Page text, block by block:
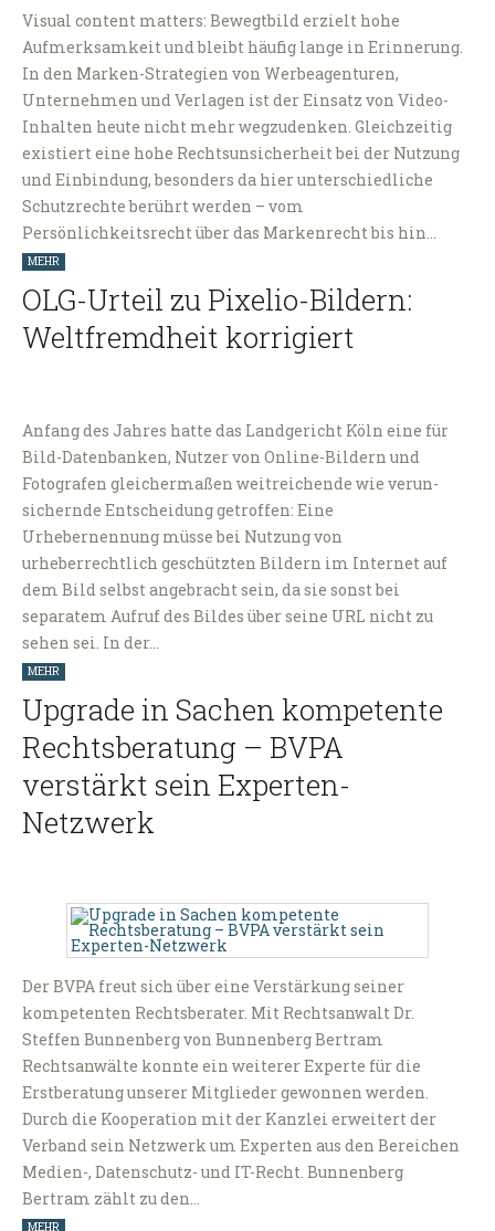
Visual content matters: Bewegtbild erzielt hohe
Aufmerksamkeit und bleibt häufig lange in Erinnerung.
In den Marken-Strategien von Werbeagenturen,
Unternehmen und Verlagen ist der Einsatz von Video-
Inhalten heute nicht mehr wegzudenken. Gleichzeitig
existiert eine hohe Rechtsunsicherheit bei der Nutzung
und Einbindung, besonders da hier unterschiedliche
Schutzrechte berührt werden – vom
Persönlichkeitsrecht über das Markenrecht bis hin…
MEHR
OLG-Urteil zu Pixelio-Bildern:
Weltfremdheit korrigiert
Anfang des Jahres hatte das Landgericht Köln eine für
Bild-Datenbanken, Nutzer von Online-Bildern und
Fotografen gleichermaßen weitreichende wie verun-
sichernde Entscheidung getroffen: Eine
Urhebernennung müsse bei Nutzung von
urheberrechtlich geschützten Bildern im Internet auf
dem Bild selbst angebracht sein, da sie sonst bei
separatem Aufruf des Bildes über seine URL nicht zu
sehen sei. In der…
MEHR
Upgrade in Sachen kompetente
Rechtsberatung – BVPA
verstärkt sein Experten-
Netzwerk
Der BVPA freut sich über eine Verstärkung seiner
kompetenten Rechtsberater. Mit Rechtsanwalt Dr.
Steffen Bunnenberg von Bunnenberg Bertram
Rechtsanwälte konnte ein weiterer Experte für die
Erstberatung unserer Mitglieder gewonnen werden.
Durch die Kooperation mit der Kanzlei erweitert der
Verband sein Netzwerk um Experten aus den Bereichen
Medien-, Datenschutz- und IT-Recht. Bunnenberg
Bertram zählt zu den…
MEHR